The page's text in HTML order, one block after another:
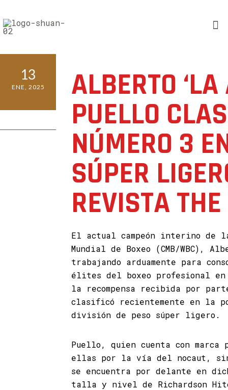
13
ENE, 2025 ALBERTO
PUELLO
NÚMERO 3
SÚPER
REVISTA
El actual campeón interino de
Mundial de Boxeo (CMB/WBC),
trabajando arduamente para
élites del boxeo profesional
la recompensa recibida por
clasificó recientemente en la
división de peso súper ligero.
Puello, quien cuenta con
ellas por la vía del nocaut,
se encuentra por delante en
talla y nivel de Richardson